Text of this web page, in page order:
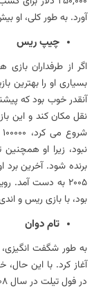
آورد. به طور کلی، او بیش از 27،500،000 دلار از مسابقات زنده
چیپ ریس
اگر از طرفداران
بسیاری او را بهترین
آنقدر خوب بود که
نقل مکان کند و این
بود، با بازی ریس و اندی بلوخ با ۲۸۶ دست، که حدود ۷
تام دوان
آغاز کرد. با این